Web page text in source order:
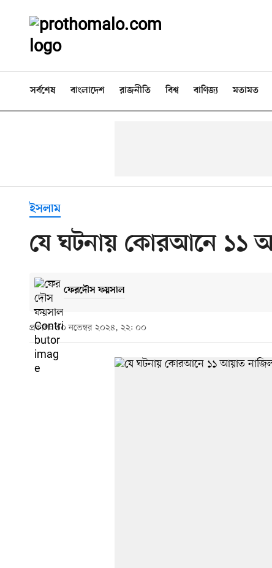
সর্বশেষ বাংলাদেশ রাজনীতি বিশ্ব বাণিজ্য মতামত
ইসলাম
যে ঘটনায় কোরআনে ১১
ফেরদৌস ফয়সাল
প্রকাশ: ৩০ নভেম্বর ২০২৪, ২২: ০০